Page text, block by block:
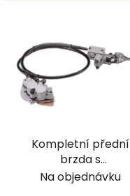
op
Kompletní přední
brzda s
dvoupístkovým
Na objednávku